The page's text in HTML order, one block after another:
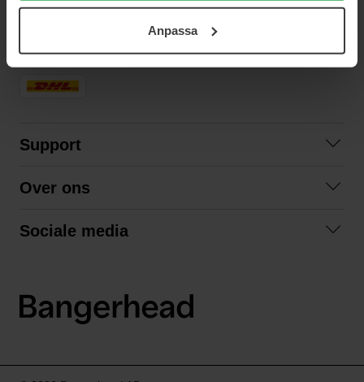
samt vår Integritetspolicy.Anpassa
SNELLE LEVERING
Support
Algemene voorwaarden
Over ons
Sociale media
LinkedIn